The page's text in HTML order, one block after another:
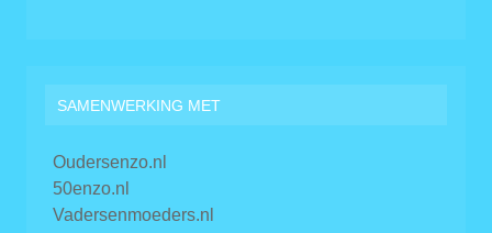
SAMENWERKING MET
Oudersenzo.nl
50enzo.nl
Vadersenmoeders.nl